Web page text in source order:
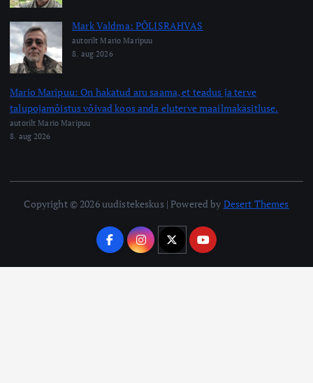
Mark Valdma: PÕLISRAHVAS
autorilt Mario Maripuu
8. aug 2026
Mario Maripuu: On hakatud aru saama, et teadus ja terve
talupojamõistus võivad koos anda eluterve maailmakäsitluse.
autorilt Mario Maripuu
8. aug 2026
Copyright © 2026 uudistekeskus | Powered by Desert Themes